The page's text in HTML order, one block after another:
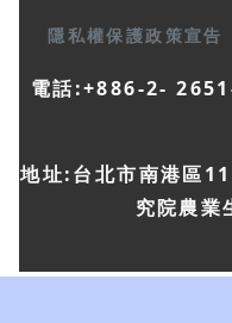
隱私權保護政策宣告
電話:+886-2-
地址:台北市南港區
究院農業